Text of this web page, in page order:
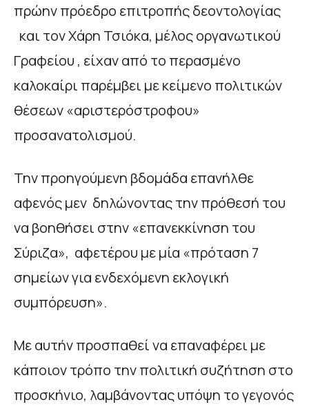
πρώην πρόεδρο επιτροπής δεοντολογίας
και τον Χάρη Τσιόκα, μέλος οργανωτικού
Γραφείου , είχαν από το περασμένο
καλοκαίρι παρέμβει με κείμενο πολιτικών
θέσεων «αριστερόστροφου»
προσανατολισμού.
Την προηγούμενη βδομάδα επανήλθε
αφενός μεν δηλώνοντας την πρόθεσή του
να βοηθήσει στην «επανεκκίνηση του
Σύριζα», αφετέρου με μία «πρόταση 7
σημείων για ενδεχόμενη εκλογική
συμπόρευση».
Με αυτήν προσπαθεί να επαναφέρει με
κάποιον τρόπο την πολιτική συζήτηση στο
προσκήνιο, λαμβάνοντας υπόψη το γεγονός